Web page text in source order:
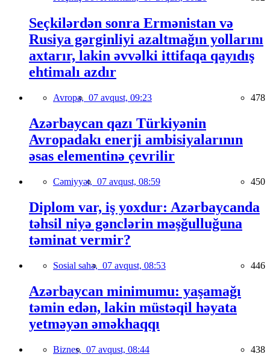
Seçkilərdən sonra Ermənistan və
Rusiya gərginliyi azaltmağın yollarını
axtarır, lakin əvvəlki ittifaqa qayıdış
ehtimalı azdır
Avropa, 07 avqust, 09:23 478
Azərbaycan qazı Türkiyənin
Avropadakı enerji ambisiyalarının
əsas elementinə çevrilir
Cəmiyyət, 07 avqust, 08:59 450
Diplom var, iş yoxdur: Azərbaycanda
təhsil niyə gənclərin məşğulluğuna
təminat vermir?
Sosial sahə, 07 avqust, 08:53 446
Azərbaycan minimumu: yaşamağı
təmin edən, lakin müstəqil həyata
yetməyən əməkhaqqı
Biznes, 07 avqust, 08:44 438